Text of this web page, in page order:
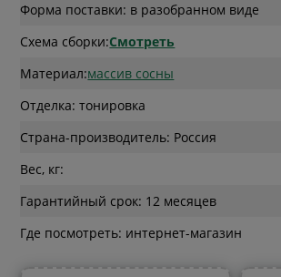
Форма поставки: в разобранном виде
Схема сборки:Смотреть
Материал:массив сосны
Отделка: тонировка
Страна-производитель: Россия
Вес, кг:
Гарантийный срок: 12 месяцев
Где посмотреть: интернет-магазин